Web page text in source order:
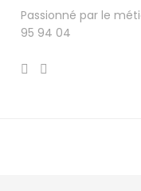
Passionné par le
95 94 04